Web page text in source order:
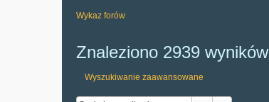
Wykaz forów
Znaleziono 2939 wyników
Wyszukiwanie zaawansowane